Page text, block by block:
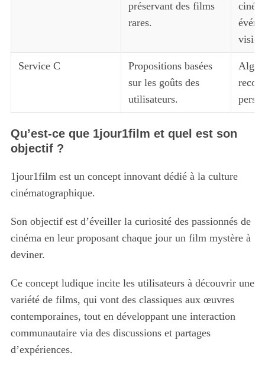
préservant des films
rares.
Service C
Propositions basées
sur les goûts des
utilisateurs.
Qu’est-ce que 1jour1film et quel est son
objectif ?
1jour1film est un concept innovant dédié à la culture
cinématographique.
Son objectif est d’éveiller la curiosité des passionnés de
cinéma en leur proposant chaque jour un film mystère à
deviner.
Ce concept ludique incite les utilisateurs à découvrir une
variété de films, qui vont des classiques aux œuvres
contemporaines, tout en développant une interaction
communautaire via des discussions et partages
d’expériences.